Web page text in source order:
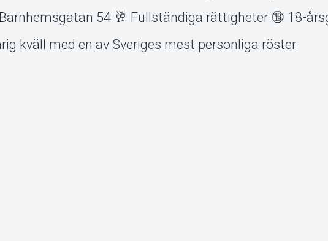
54 🥂 Fullständiga rättigheter 🔞 18-
kväll med en av Sveriges mest personliga röster.